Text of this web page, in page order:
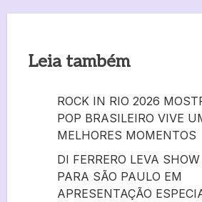
Leia também
ROCK IN RIO 2026
POP BRASILEIRO VIVE
MELHORES MOMENTOS
DI FERRERO LEVA
PARA SÃO PAULO EM
APRESENTAÇÃO